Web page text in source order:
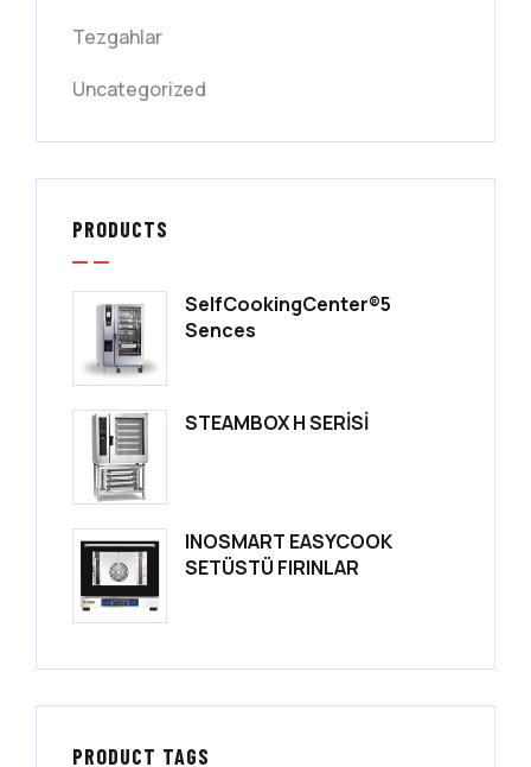
Tezgahlar
Uncategorized
PRODUCTS
SelfCookingCenter®5
Sences
STEAMBOX H SERİSİ
INOSMART EASYCOOK
SETÜSTÜ FIRINLAR
PRODUCT TAGS